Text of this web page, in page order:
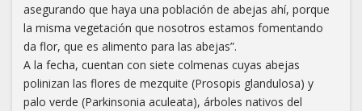
asegurando que haya una población de abejas ahí, porque
la misma vegetación que nosotros estamos fomentando
da flor, que es alimento para las abejas”.
A la fecha, cuentan con siete colmenas cuyas abejas
polinizan las flores de mezquite (Prosopis glandulosa) y
palo verde (Parkinsonia aculeata), árboles nativos del